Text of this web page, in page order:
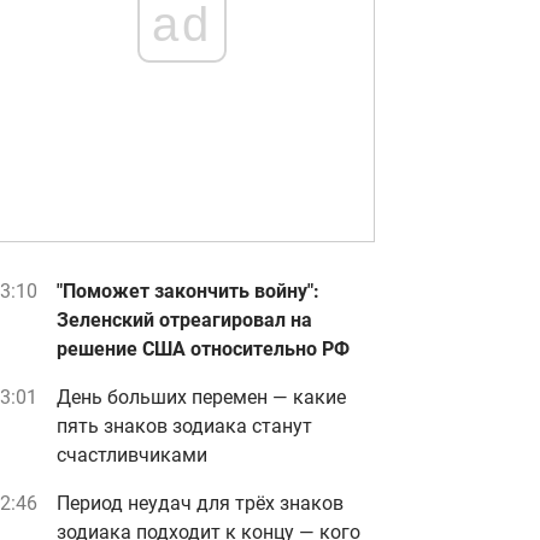
ad
"Поможет закончить войну":
Зеленский отреагировал на
решение США относительно РФ
День больших перемен — какие
пять знаков зодиака станут
счастливчиками
Период неудач для трёх знаков
зодиака подходит к концу — кого